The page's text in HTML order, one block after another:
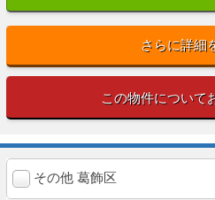
さらに詳細
この物件について
その他 葛飾区